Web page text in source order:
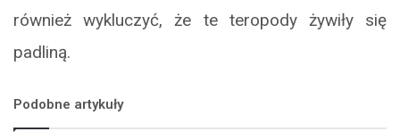
również wykluczyć, że te teropody żywiły się
padliną.
Podobne artykuły